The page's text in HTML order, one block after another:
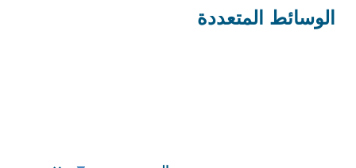
الوسائط المتعددة